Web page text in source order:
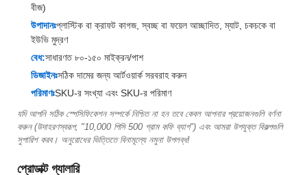
বীজ)
উপাদানঃপ্লাস্টিক বা ক্রাফট কাগজ, স্বচ্ছ বা ফয়েল আচ্ছাদিত, ম্যাট, চকচকে বা
ইউভি মুদ্রণ
বেধ:সাধারণত ৮০-১৫০ মাইক্রন/পাশ
ডিজাইনঃসঠিক দামের জন্য আর্টওয়ার্ক সরবরাহ করুন
পরিমাণঃSKU-র সংখ্যা এবং SKU-র পরিমাণ
যদি আপনি সঠিক স্পেসিফিকেশন সম্পর্কে নিশ্চিত না হন তবে কেবল আপনার প্রয়োজনগুলি বর্ণনা
করুন (উদাহরণস্বরূপ, "10,000 পিসি 500 গ্রাম কফি ব্যাগ") এবং আমরা উপযুক্ত বিকল্পগুলি
সুপারিশ করব। অনুরোধের ভিত্তিতে বিনামূল্যে নমুনা উপলব্ধ!
প্রোডাক্ট গ্যালারি